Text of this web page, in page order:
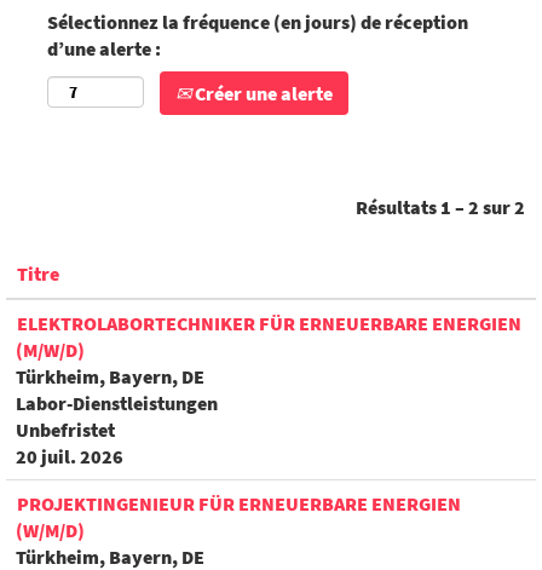
Sélectionnez la fréquence (en jours) de réception
d’une alerte :
Créer une alerte
Résultats 1 – 2 sur2
Titre
ELEKTROLABORTECHNIKER FÜR ERNEUERBARE ENERGIEN
(M/W/D)
Türkheim, Bayern, DE
Labor-Dienstleistungen
Unbefristet
20 juil. 2026
PROJEKTINGENIEUR FÜR ERNEUERBARE ENERGIEN
(W/M/D)
Türkheim, Bayern, DE